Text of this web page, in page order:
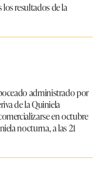
resultados de la
administrado por
de la Quiniela
en octubre
nocturna, a las 21